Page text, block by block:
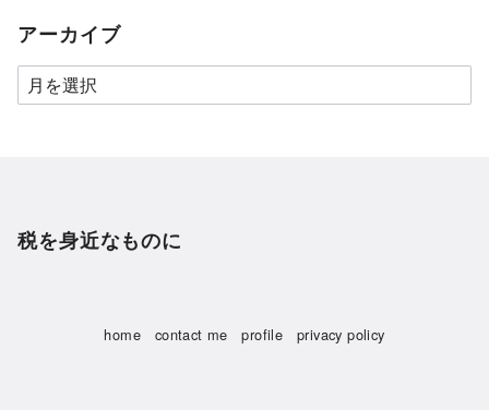
アーカイブ
税を身近なものに
home contact me profile privacy policy